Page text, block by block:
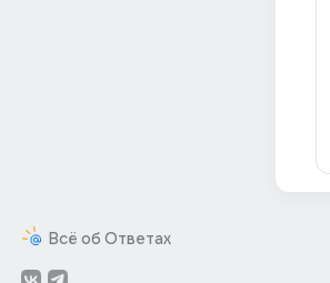
Всё об Ответах